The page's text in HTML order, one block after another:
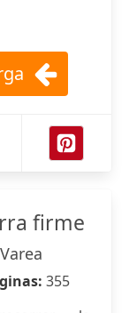
firme
355